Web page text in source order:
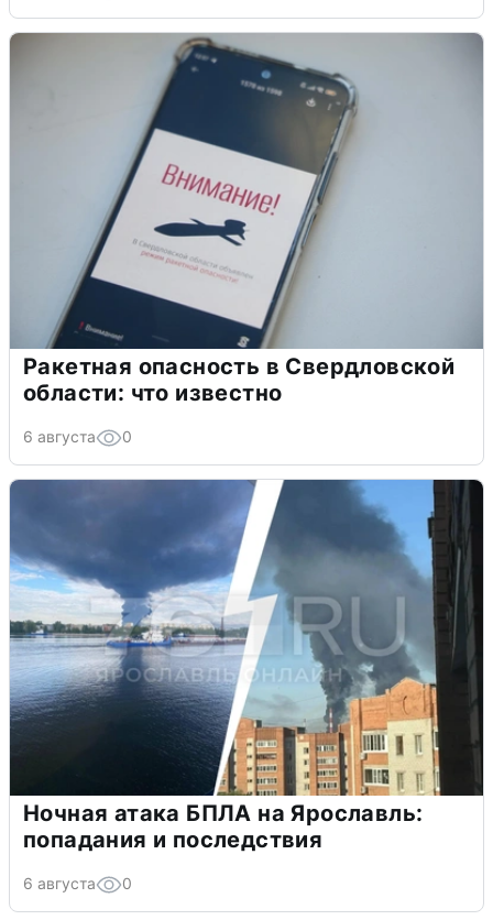
Ракетная опасность в Свердловской
области: что известно
6 августа 0
Ночная атака БПЛА на Ярославль:
попадания и последствия
6 августа 0